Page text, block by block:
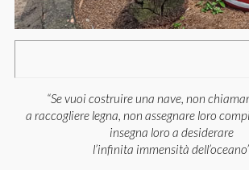
“Se vuoi costruire una nave, non
a raccogliere legna, non assegnare loro
insegna loro a desiderare
l’infinita immensità